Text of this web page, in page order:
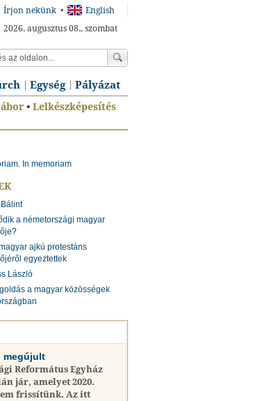
Írjon nekünk •
English
2026. augusztus 08., szombat
Egység Pályázat
• Lelkészképesítés
, In memoriam
a németországi magyar
ajkú protestáns
egyeztettek
László
a magyar közösségek
megújult
Református Egyház
jár, amelyet 2020.
frissítünk. Az itt